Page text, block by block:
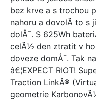
bez krve a s trochou
nahoru a dovolÃ­ to s
dolÅ¯. S 625Wh
celÃ½ den ztratit v
doveze domÅ¯. Tak
â€¦EXPECT RIOT!
Traction LinkÂ®
geometrie